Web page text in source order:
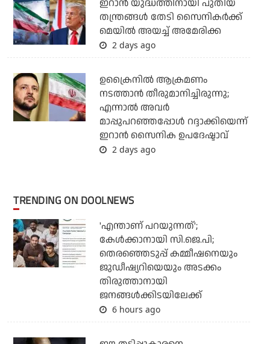
ഇറാന്‍ യുദ്ധത്തിനായി പുതിയ
തന്ത്രങ്ങള്‍ തേടി സൈനികര്‍ക്ക്
മെയില്‍ അയച്ച് അമേരിക്ക
2 days ago
ഉക്രൈനില്‍ ആക്രമണം
നടത്താന്‍ തീരുമാനിച്ചിരുന്നു;
എന്നാല്‍ അവര്‍
മാപ്പുപറഞ്ഞപ്പോള്‍ റദ്ദാക്കിയെന്ന്
ഇറാന്‍ സൈനിക ഉപദേഷ്ടാവ്
2 days ago
TRENDING ON DOOLNEWS
'എന്താണ് പറയുന്നത്';
കേള്‍ക്കാനായി സി.ജെ.പി;
തെരഞ്ഞെടുപ്പ് കമ്മീഷനെയും
ജുഡീഷ്യറിയെയും അടക്കം
തിരുത്താനായി
ജനങ്ങള്‍ക്കിടയിലേക്ക്
6 hours ago